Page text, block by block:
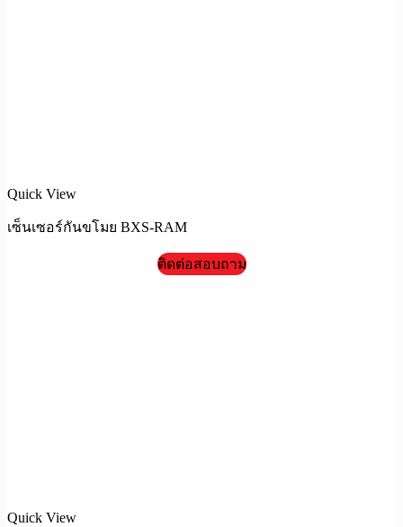
Quick View
เซ็นเซอร์กันขโมย BXS-RAM
ติดต่อสอบถาม
Quick View